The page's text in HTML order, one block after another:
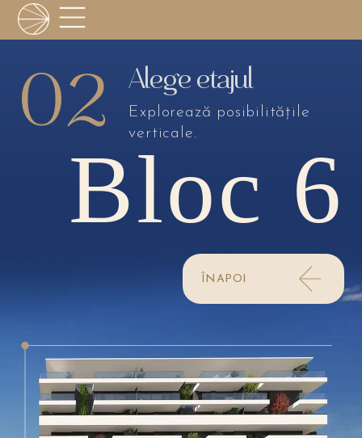
02 Alege etajul
Explorează posibilitățile
verticale.
Bloc 6
ÎNAPOI